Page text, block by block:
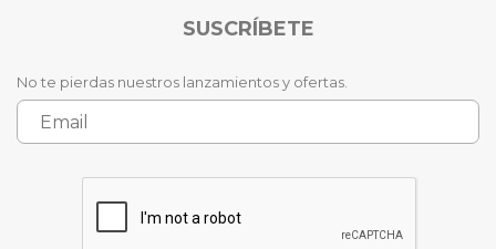
SUSCRÍBETE
No te pierdas nuestros lanzamientos y ofertas.